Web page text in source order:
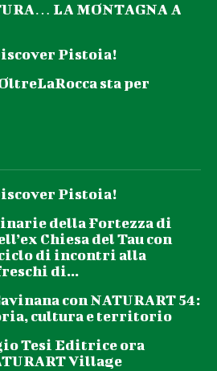
LA MONTAGNA A
Pistoia!
sta per
Pistoia!
della Fortezza di
Chiesa del Tau con
ciclo di incontri alla
di...
con NATURART 54:
cultura e territorio
Tesi Editrice ora
Village